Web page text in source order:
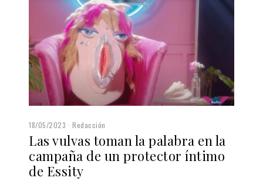
18/05/2023 Redacción
Las vulvas toman la palabra en la
campaña de un protector íntimo
de Essity